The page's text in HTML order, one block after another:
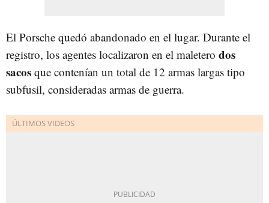
El Porsche quedó abandonado en el lugar. Durante el
registro, los agentes localizaron en el maletero dos
sacos que contenían un total de 12 armas largas tipo
subfusil, consideradas armas de guerra.